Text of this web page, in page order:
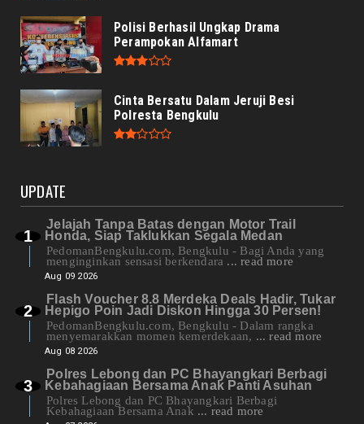
Polisi Berhasil Ungkap Drama
Perampokan Alfamart
Cinta Bersatu Dalam Jeruji Besi
Polresta Bengkulu
UPDATE
Jelajah Tanpa Batas dengan Motor Trail
Honda, Siap Taklukkan Segala Medan
PedomanBengkulu.com, Bengkulu - Bagi Anda yang
menginginkan sensasi berkendara ... read more
Aug 09 2026
Flash Voucher 8.8 Merdeka Deals Hadir, Tukar
Hepigo Poin Jadi Diskon Hingga 30 Persen!
PedomanBengkulu.com, Bengkulu - Dalam rangka
menyemarakkan momen kemerdekaan, ... read more
Aug 08 2026
Polres Lebong dan PC Bhayangkari Berbagi
Kebahagiaan Bersama Anak Panti Asuhan
Polres Lebong dan PC Bhayangkari Berbagi
Kebahagiaan Bersama Anak ... read more